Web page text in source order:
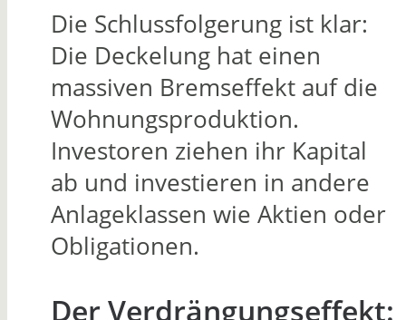
Die Schlussfolgerung ist klar:
Die Deckelung hat einen
massiven Bremseffekt auf die
Wohnungsproduktion.
Investoren ziehen ihr Kapital
ab und investieren in andere
Anlageklassen wie Aktien oder
Obligationen.
Der Verdrängungseffekt: